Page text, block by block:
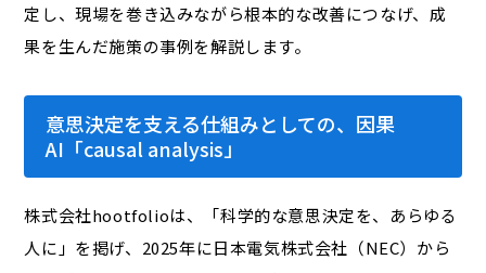
定し、現場を巻き込みながら根本的な改善につなげ、成
果を生んだ施策の事例を解説します。
意思決定を支える仕組みとしての、因果
AI「causal analysis」
株式会社hootfolioは、「科学的な意思決定を、あらゆる
人に」を掲げ、2025年に日本電気株式会社（NEC）から